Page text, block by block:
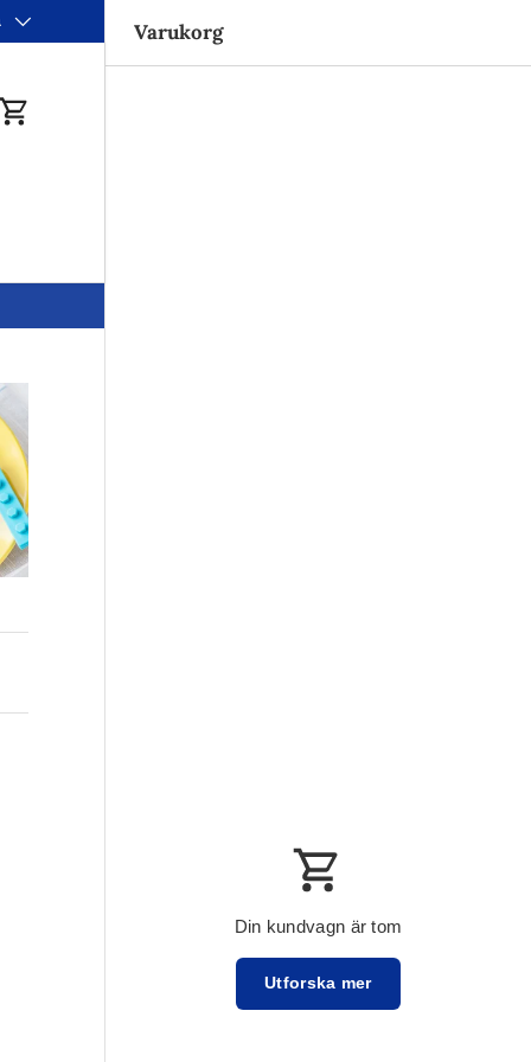
de nya tullreglerna!
Varukorg
Varukorg
Din kundvagn är tom
Utforska mer